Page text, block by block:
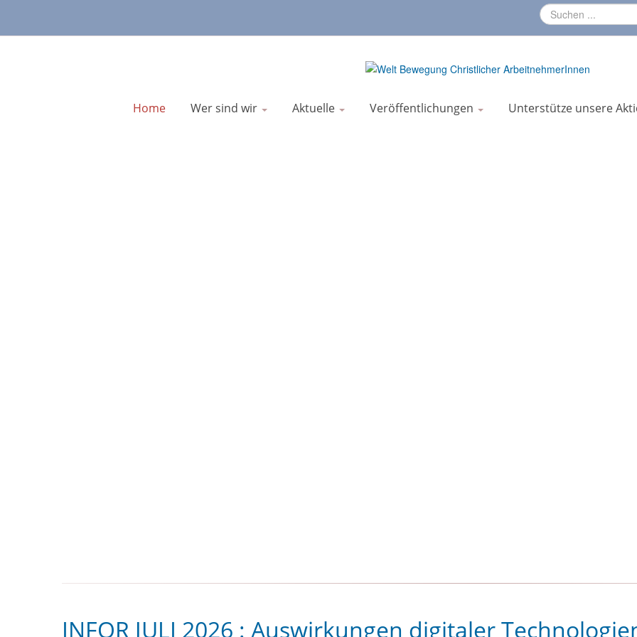
Home Wer sind wir Aktuelle Veröffentlichungen Unterstütze unsere
INFOR JULI 2026 : Auswirkungen digitaler